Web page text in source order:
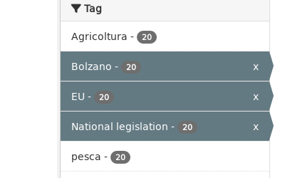
Tag
Agricoltura - 20
Bolzano - 20
x
EU - 20
x
National legislation - 20
x
pesca - 20